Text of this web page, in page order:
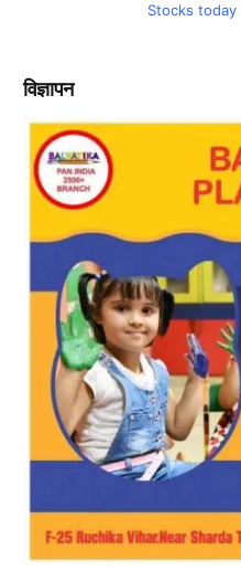
Stocks today
विज्ञापन